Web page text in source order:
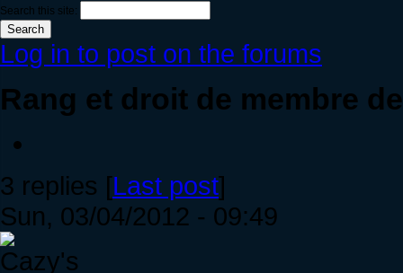
Search this site:
Log in to post on the forums
Rang et droit de membre
3 replies [Last post]
Sun, 03/04/2012 - 09:49